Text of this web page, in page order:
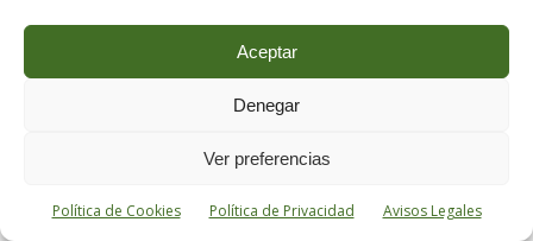
Aceptar
Denegar
Ver preferencias
Política de Cookies Política de Privacidad Avisos Legales
En estas condiciones,el margen de
maniobra que resta a los gobernantes es al
mismo tiempo más limitado y más
de conceder a los hombres considerados